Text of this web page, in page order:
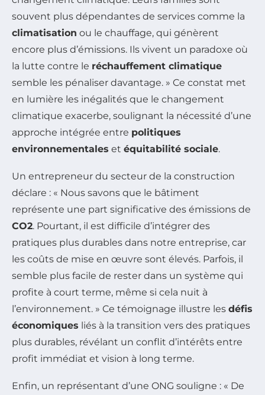
souvent plus dépendantes de services comme la
climatisation ou le chauffage, qui génèrent
encore plus d’émissions. Ils vivent un paradoxe où
la lutte contre le réchauffement climatique
semble les pénaliser davantage. » Ce constat met
en lumière les inégalités que le changement
climatique exacerbe, soulignant la nécessité d’une
approche intégrée entre politiques
environnementales et équitabilité sociale.
Un entrepreneur du secteur de la construction
déclare : « Nous savons que le bâtiment
représente une part significative des émissions de
CO2. Pourtant, il est difficile d’intégrer des
pratiques plus durables dans notre entreprise, car
les coûts de mise en œuvre sont élevés. Parfois, il
semble plus facile de rester dans un système qui
profite à court terme, même si cela nuit à
l’environnement. » Ce témoignage illustre les défis
économiques liés à la transition vers des pratiques
plus durables, révélant un conflit d’intérêts entre
profit immédiat et vision à long terme.
Enfin, un représentant d’une ONG souligne : « De